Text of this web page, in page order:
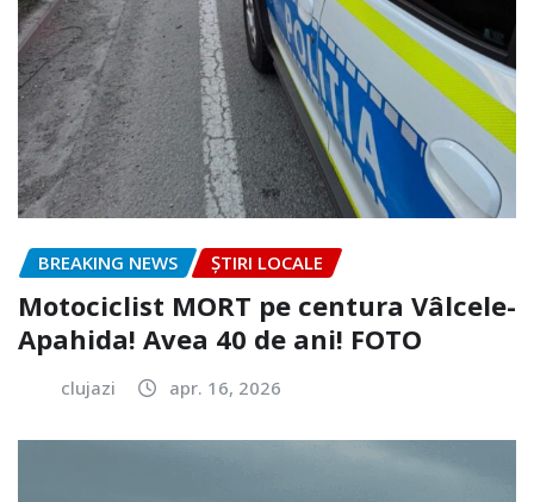
BREAKING NEWS ȘTIRI LOCALE
Motociclist MORT pe centura Vâlcele-
Apahida! Avea 40 de ani! FOTO
clujazi apr. 16, 2026